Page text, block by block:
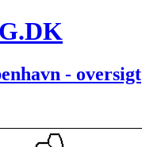
- oversigt